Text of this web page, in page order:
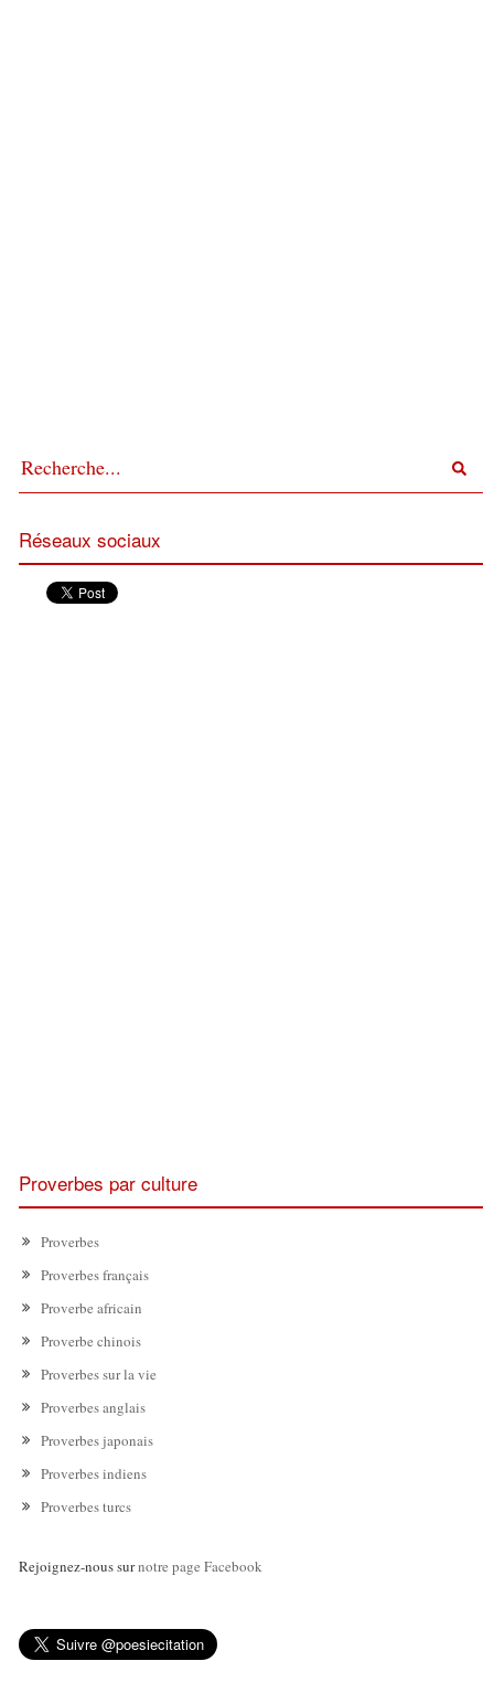
Réseaux sociaux
Proverbes par culture
Proverbes
Proverbes français
Proverbe africain
Proverbe chinois
Proverbes sur la vie
Proverbes anglais
Proverbes japonais
Proverbes indiens
Proverbes turcs
Rejoignez-nous surnotre page Facebook